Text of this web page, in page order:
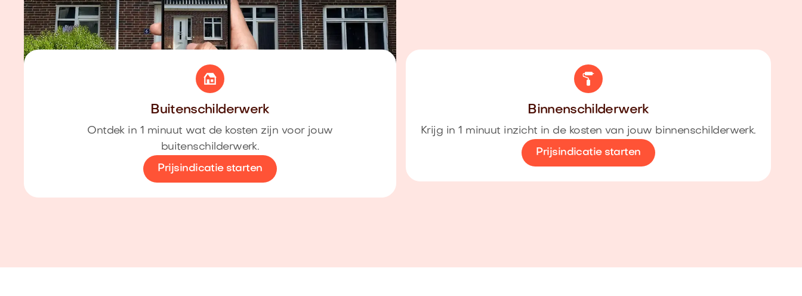
Buitenschilderwerk
Ontdek in 1 minuut wat de kosten zijn voor jouw
buitenschilderwerk.
Prijsindicatie starten
Binnenschilderwerk
Krijg in 1 minuut inzicht in de kosten van jouw binnenschilderwerk.
Prijsindicatie starten